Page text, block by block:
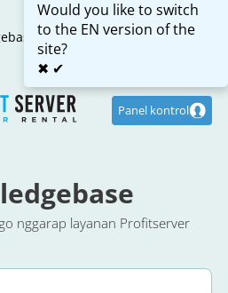
Would you like to switch
to the EN version of the
site?
✖ ✔
Panel kontrol
nggarap layanan Profitserver